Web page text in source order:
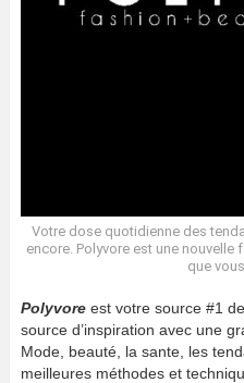
Votre dose quotidienne des
encore. Polyvore est une nouvelle
que
Polyvore est votre source #1
source d’inspiration avec une
Mode, beauté, la sante, les
meilleures méthodes et